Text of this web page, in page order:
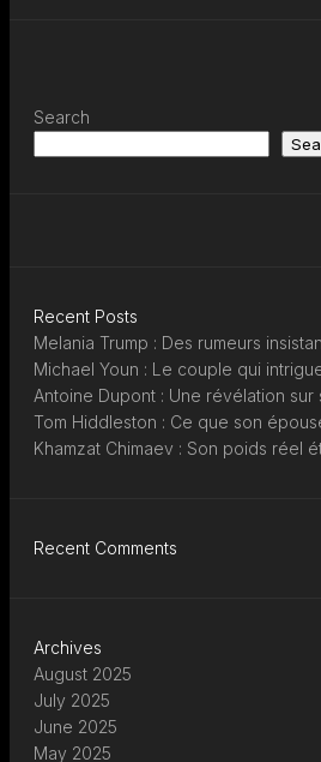
Search
Recent Posts
Melania Trump : Des rumeurs
Michael Youn : Le couple qui
Antoine Dupont : Une révélation sur
Tom Hiddleston : Ce que son
Khamzat Chimaev : Son poids réel
Recent Comments
Archives
August 2025
July 2025
June 2025
May 2025